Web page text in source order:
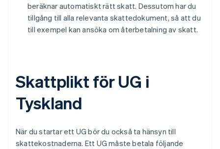
beräknar automatiskt rätt skatt. Dessutom har du
tillgång till alla relevanta skattedokument, så att du
till exempel kan ansöka om återbetalning av skatt.
Skattplikt för UG i
Tyskland
När du startar ett UG bör du också ta hänsyn till
skattekostnaderna. Ett UG måste betala följande